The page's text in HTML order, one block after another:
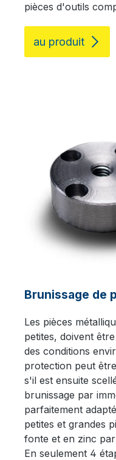
pièces d'outils
au produit
Brunissage de
Les pièces
petites, doivent
des conditions
protection peut
s'il est ensuite
brunissage par
parfaitement
petites et grandes
fonte et en zinc
En seulement 4